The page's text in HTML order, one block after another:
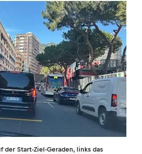
der Start-Ziel-Geraden, links das